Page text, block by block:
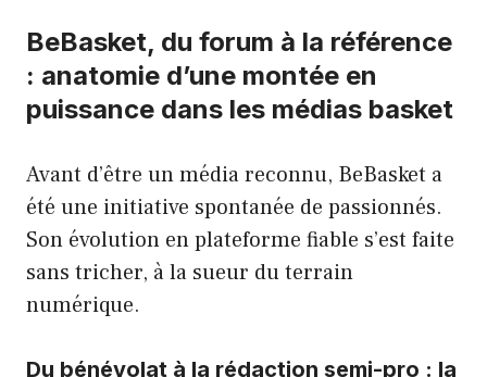
BeBasket, du forum à la référence
: anatomie d’une montée en
puissance dans les médias basket
Avant d’être un média reconnu, BeBasket a
été une initiative spontanée de passionnés.
Son évolution en plateforme fiable s’est faite
sans tricher, à la sueur du terrain
numérique.
Du bénévolat à la rédaction semi-pro : la